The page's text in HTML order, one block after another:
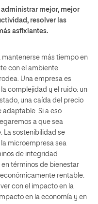
mejor, mejor
resolver las
asfixiantes.
mantenerse más tiempo en
con el ambiente
Una empresa es
complejidad y el ruido: un
una caída del precio
adaptable. Si a eso
a que sea
La sostenibilidad se
microempresa sea
de integridad
términos de bienestar
rentable.
con el impacto en la
en la economía y en